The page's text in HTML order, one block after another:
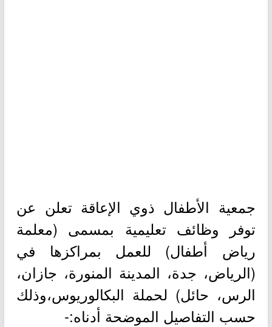
جمعية الأطفال ذوي الإعاقة تعلن عن
توفر وظائف تعليمية بمسمى (معلمة
رياض أطفال) للعمل بمراكزها في
(الرياض، جدة، المدينة المنورة، جازان،
الرس، حائل) لحملة البكالوريوس،وذلك
حسب التفاصيل الموضحة أدناه:-